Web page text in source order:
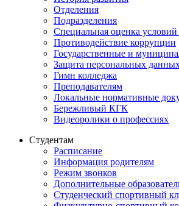
Отделения
Подразделения
Специальная оценка
Противодействие коррупции
Государственные и
Защита персональных
Гимн колледжа
Преподавателям
Локальные нормативные
Бережливый КГК
Видеоролики о профессиях
Студентам
Расписание
Информация родителям
Режим звонков
Дополнительные
Студенческий спортивный